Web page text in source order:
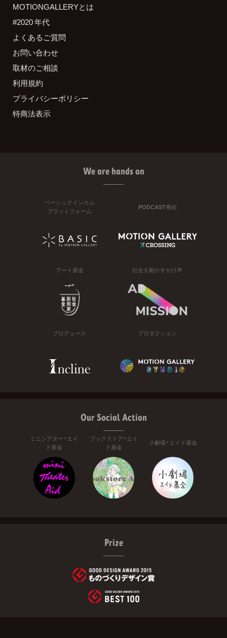
MOTIONGALLERYとは
#2020 年代
よくあるご質問
お問い合わせ
取材のご相談
利用規約
プライバシーポリシー
特商法表示
We are hands on
ベーシックインカム
プラットフォーム
PODCAST番組
アート基金 社会を動かすかけ声
プロデュース プロダクション
Our Social Action
ミニシアター・エイ
ド基金
ブックストア・エイ
ド基金
小劇場・エイド基金
Prize